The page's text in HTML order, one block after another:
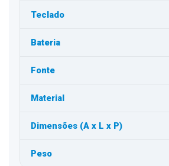
Teclado
Bateria
Fonte
Material
Dimensões (A x L x P)
Peso